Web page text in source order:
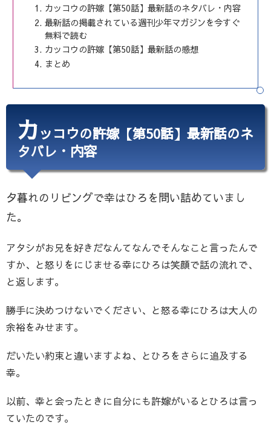
カッコウの許嫁【第50話】最新話のネタバレ・内容
最新話の掲載されている週刊少年マガジンを今すぐ
無料で読む
カッコウの許嫁【第50話】最新話の感想
まとめ
カッコウの許嫁【第50話】最新話のネ
タバレ・内容
夕暮れのリビングで幸はひろを問い詰めていまし
た。
アタシがお兄を好きだなんてなんでそんなこと言ったんで
すか、と怒りをにじませる幸にひろは笑顔で話の流れで、
と返します。
勝手に決めつけないでください、と怒る幸にひろは大人の
余裕をみせます。
だいたい約束と違いますよね、とひろをさらに追及する
幸。
以前、幸と会ったときに自分にも許嫁がいるとひろは言っ
ていたのです。